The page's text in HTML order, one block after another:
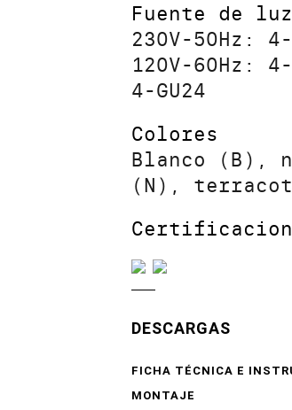
Fuente de luz
230V-50Hz: 4-
120V-60Hz:
4-GU24
Colores
Blanco (B),
(N),
DESCARGAS
FICHA TÉCNICA E
MONTAJE